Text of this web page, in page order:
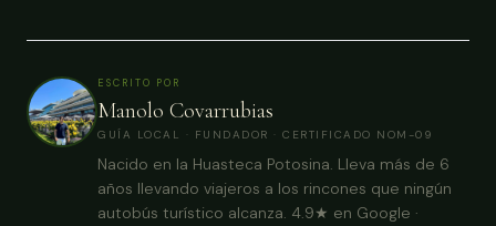
ESCRITO POR
Manolo Covarrubias
GUÍA LOCAL · FUNDADOR · CERTIFICADO NOM-09
Nacido en la Huasteca Potosina. Lleva más de 6
años llevando viajeros a los rincones que ningún
autobús turístico alcanza. 4.9★ en Google ·